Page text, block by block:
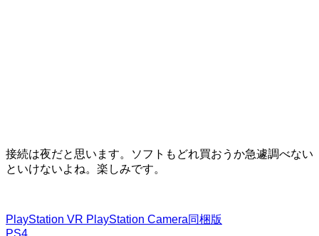
接続は夜だと思います。ソフトもどれ買おうか急遽調べない
といけないよね。楽しみです。
PlayStation VR PlayStation Camera同梱版
PS4